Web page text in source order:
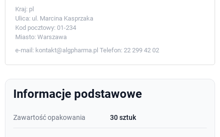
Kraj: pl
Ulica: ul. Marcina Kasprzaka
Kod pocztowy: 01-234
Miasto: Warszawa
e-mail: kontakt@algpharma.pl Telefon: 22 299 42 02
Informacje podstawowe
Zawartość opakowania 30 sztuk